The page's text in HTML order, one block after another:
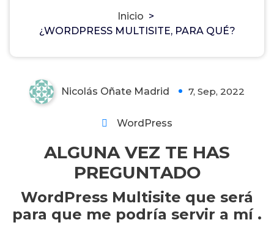
Inicio >
¿WORDPRESS MULTISITE, PARA QUÉ?
¿WORDPRESS MULTISITE, PARA
QUÉ?
0
Nicolás Oñate Madrid 7, Sep, 2022
WordPress
ALGUNA VEZ TE HAS
PREGUNTADO
WordPress Multisite que será
para que me podría servir a mí .